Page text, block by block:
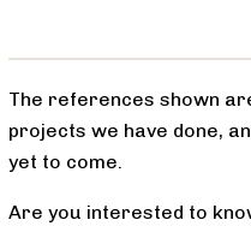
The references shown
projects we have done,
yet to come.
Are you interested to